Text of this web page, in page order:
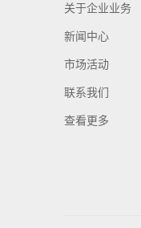
关于企业业务
新闻中心
市场活动
联系我们
查看更多